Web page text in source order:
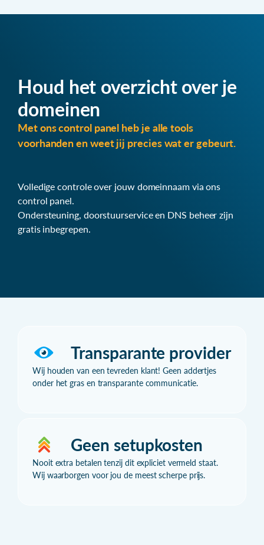
Houd het overzicht over je
domeinen
Met ons control panel heb je alle tools
voorhanden en weet jij precies wat er gebeurt.
Volledige controle over jouw domeinnaam via ons
control panel.
Ondersteuning, doorstuurservice en DNS beheer zijn
gratis inbegrepen.
Transparante provider
Wij houden van een tevreden klant! Geen addertjes
onder het gras en transparante communicatie.
Geen setupkosten
Nooit extra betalen tenzij dit expliciet vermeld staat.
Wij waarborgen voor jou de meest scherpe prijs.